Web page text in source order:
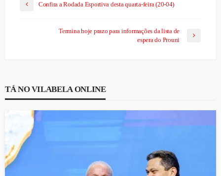
Confira a Rodada Esportiva desta quarta-feira (20-04)
Termina hoje prazo para informações da lista de
espera do Prouni
TÁ NO VILABELA ONLINE